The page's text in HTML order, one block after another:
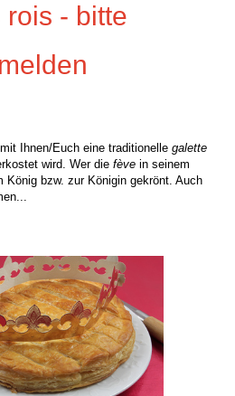
rois - bitte
Ihnen/Euch eine traditionelle galette
wird. Wer die fève in seinem
König bzw. zur Königin gekrönt. Auch